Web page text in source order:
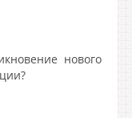
нового